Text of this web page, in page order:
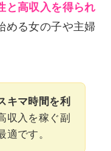
と高収入を得られ
める女の子や主婦
キマ時間を利
収入を稼ぐ副
適です。